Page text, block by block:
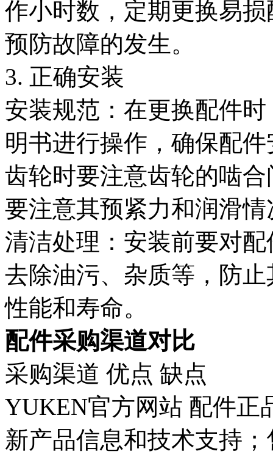
作小时数，定期更换易
预防故障的发生。
3. 正确安装
安装规范：在更换配件
明书进行操作，确保配
齿轮时要注意齿轮的啮
要注意其预紧力和润滑情
清洁处理：安装前要对
去除油污、杂质等，防
性能和寿命。
配件采购渠道对比
采购渠道 优点 缺点
YUKEN官方网站 配件正
新产品信息和技术支持